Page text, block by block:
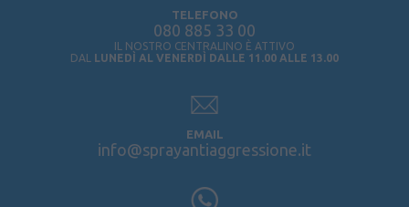
TELEFONO
080 885 33 00
IL NOSTRO CENTRALINO È ATTIVO
DAL
LUNEDÌ AL VENERDÌ DALLE 11.00 ALLE 13.00
EMAIL
info@sprayantiaggressione.it